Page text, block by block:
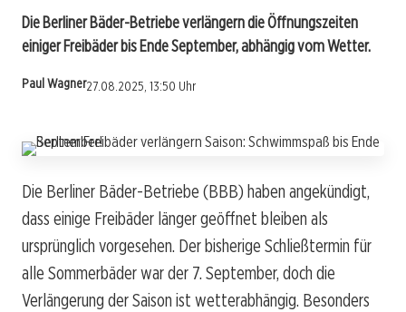
Die Berliner Bäder-Betriebe verlängern die Öffnungszeiten
einiger Freibäder bis Ende September, abhängig vom Wetter.
Paul Wagner27.08.2025, 13:50 Uhr
Die Berliner Bäder-Betriebe (BBB) haben angekündigt,
dass einige Freibäder länger geöffnet bleiben als
ursprünglich vorgesehen. Der bisherige Schließtermin für
alle Sommerbäder war der 7. September, doch die
Verlängerung der Saison ist wetterabhängig. Besonders